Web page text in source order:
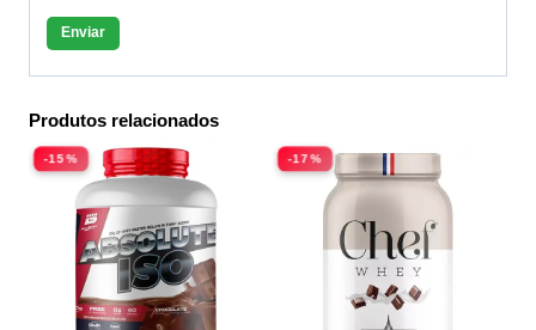
Produtos relacionados
-15% -17%